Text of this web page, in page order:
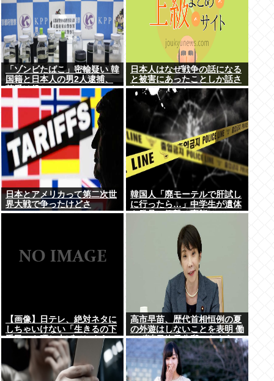
「ゾンビたばこ」密輸疑い 韓
国籍と日本人の男2人逮捕、
荷受け役か
日本人はなぜ戦争の話になる
と被害にあったことしか話さ
ないのか？
日本とアメリカって第二次世
界大戦で争ったけどさ
韓国人「廃モーテルで肝試し
に行ったら…」中学生が遺体
を発見、衝撃の事態に
【画像】日テレ、絶対ネタに
しちゃいけない「生きるの下
手民」を晒し上げてしまう
高市早苗、歴代首相恒例の夏
の外遊はしないことを表明 働
かず連日終日公邸のもよう